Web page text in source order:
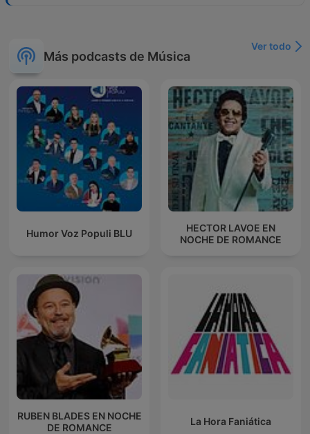
Más podcasts de Música
Ver todo
Humor Voz Populi BLU
HECTOR LAVOE EN
NOCHE DE ROMANCE
RUBEN BLADES EN NOCHE
DE ROMANCE
La Hora Faniática